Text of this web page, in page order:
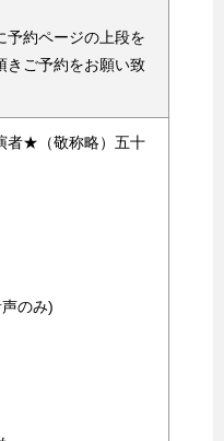
約ページの上段を
きご予約をお願い致
者★（敬称略）五十
のみ)